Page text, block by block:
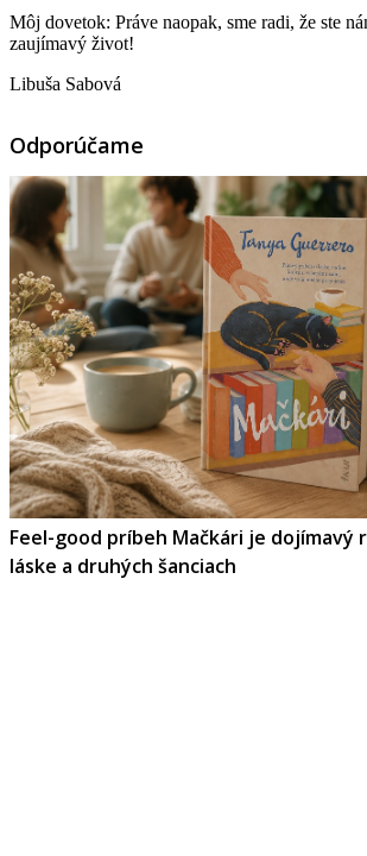
Môj dovetok: Práve naopak, sme radi, že ste
zaujímavý život!
Libuša Sabová
Odporúčame
Feel-good príbeh Mačkári je dojímavý
láske a druhých šanciach